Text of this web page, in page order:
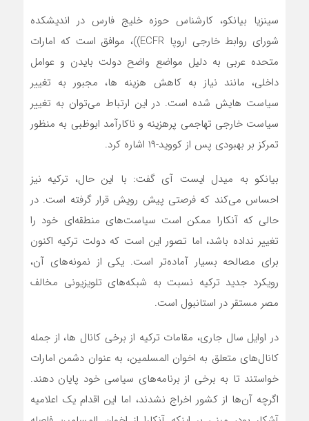
سینزیا بیانکو، کارشناس حوزه خلیج فارس در اندیشکده
شورای روابط خارجی اروپا ECFR))، موافق است که امارات
متحده عربی به دلیل مواضع واضح دولت بایدن و عوامل
داخلی، مانند نیاز به کاهش هزینه ها، مجبور به تغییر
سیاست هایش شده است. در این ارتباط می‌توان به تغییر
سیاست خارجی تهاجمی پرهزینه و ناکارآمد ابوظبی به منظور
تمرکز بر بهبودی پس از کووید-۱۹ اشاره کرد.
بیانکو به میدل ایست آی گفت: با این حال، ترکیه نیز
احساس می‌کند که فرصتی پیش رویش قرار گرفته است. در
حالی که آنکارا ممکن است سیاست‌های منطقه‌ای خود را
تغییر نداده باشد، اما تصور این است که دولت ترکیه اکنون
برای مصالحه بسیار آماده‌تر است. یکی از نمونه‌های آن،
رویکرد جدید ترکیه نسبت به شبکه‌های تلویزیونی مخالف
مصر مستقر در استانبول است.
در اوایل سال جاری، مقامات ترکیه از برخی کانال ها، از جمله
کانال‌های متعلق به اخوان المسلمین، به عنوان دشمن امارات
خواستند تا به برخی از برنامه‌های سیاسی خود پایان دهند.
اگرچه آن‌ها از کشور اخراج نشدند، اما این اقدام یک اعلامیه